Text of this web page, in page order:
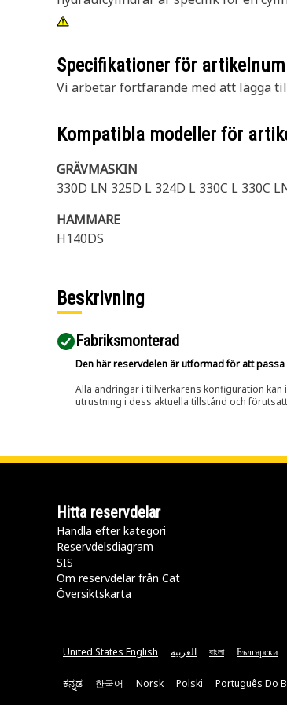
Specifikationer för
Vi arbetar fortfarande med att lägga
Kompatibla modeller för
GRÄVMASKIN
330D LN 325D L 324D L 330C L 330C
HAMMARE
H140DS
Beskrivning
Fabriksmonterad
Den här reservdelen är utformad för att
Alla ändringar i tillverkarens konfiguration
utrustning i dess aktuella tillstånd och
Hitta reservdelar
Handla efter kategori
Reservdelsdiagram
SIS
Om reservdelar från Cat
Översiktskarta
United States English العربية বাংলা Български
ಕನ್ನಡ 한국어 Norsk Polski Português Do